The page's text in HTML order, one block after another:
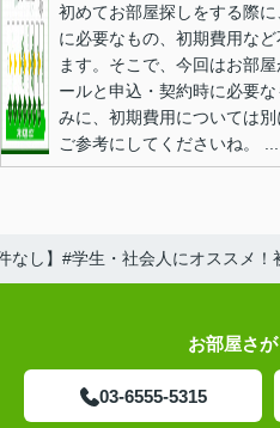
初めてお部屋探しをする際
に必要なもの、初期費用な
ます。そこで、今回はお部
ールと申込・契約時に必要
みに、初期費用については
ご参考にしてくださいね。 ...
なし】#学生・社会人にオススメ！
お部屋さ
03-6555-5315